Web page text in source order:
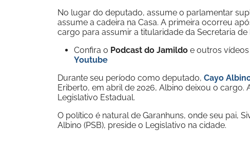
No lugar do deputado, assume o parlamentar
assume a cadeira na Casa. A primeira ocorreu
cargo para assumir a titularidade da Secretaria
Confira o Podcast do Jamildo e outros
Youtube
Durante seu período como deputado, Cayo
Eriberto, em abril de 2026, Albino deixou o
Legislativo Estadual.
O político é natural de Garanhuns, onde seu pai,
Albino (PSB), preside o Legislativo na cidade.